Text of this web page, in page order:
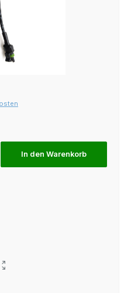
Wert ein oder benutze die
In den Warenkorb